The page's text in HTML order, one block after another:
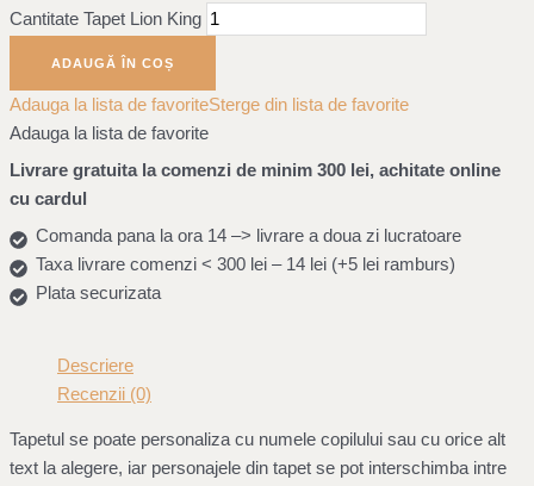
Cantitate Tapet Lion King
ADAUGĂ ÎN COȘ
Adauga la lista de favoriteSterge din lista de favorite
Adauga la lista de favorite
Livrare gratuita la comenzi de minim 300 lei, achitate online
cu cardul
Comanda pana la ora 14 –> livrare a doua zi lucratoare
Taxa livrare comenzi < 300 lei – 14 lei (+5 lei ramburs)
Plata securizata
Descriere
Recenzii (0)
Tapetul se poate personaliza cu numele copilului sau cu orice alt
text la alegere, iar personajele din tapet se pot interschimba intre